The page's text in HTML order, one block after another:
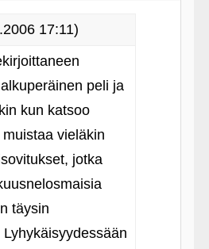
17:11)
peli ja
kun katsoo
vieläkin
jotka
täysin